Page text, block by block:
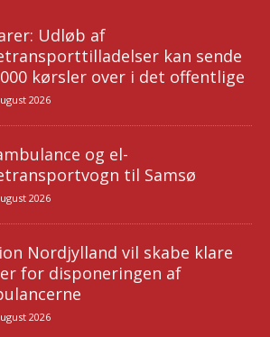
Udløb af
kan sende
kørsler over i det offentlige
2026
og el-
til Samsø
2026
Nordjylland vil skabe klare
for disponeringen af
2026